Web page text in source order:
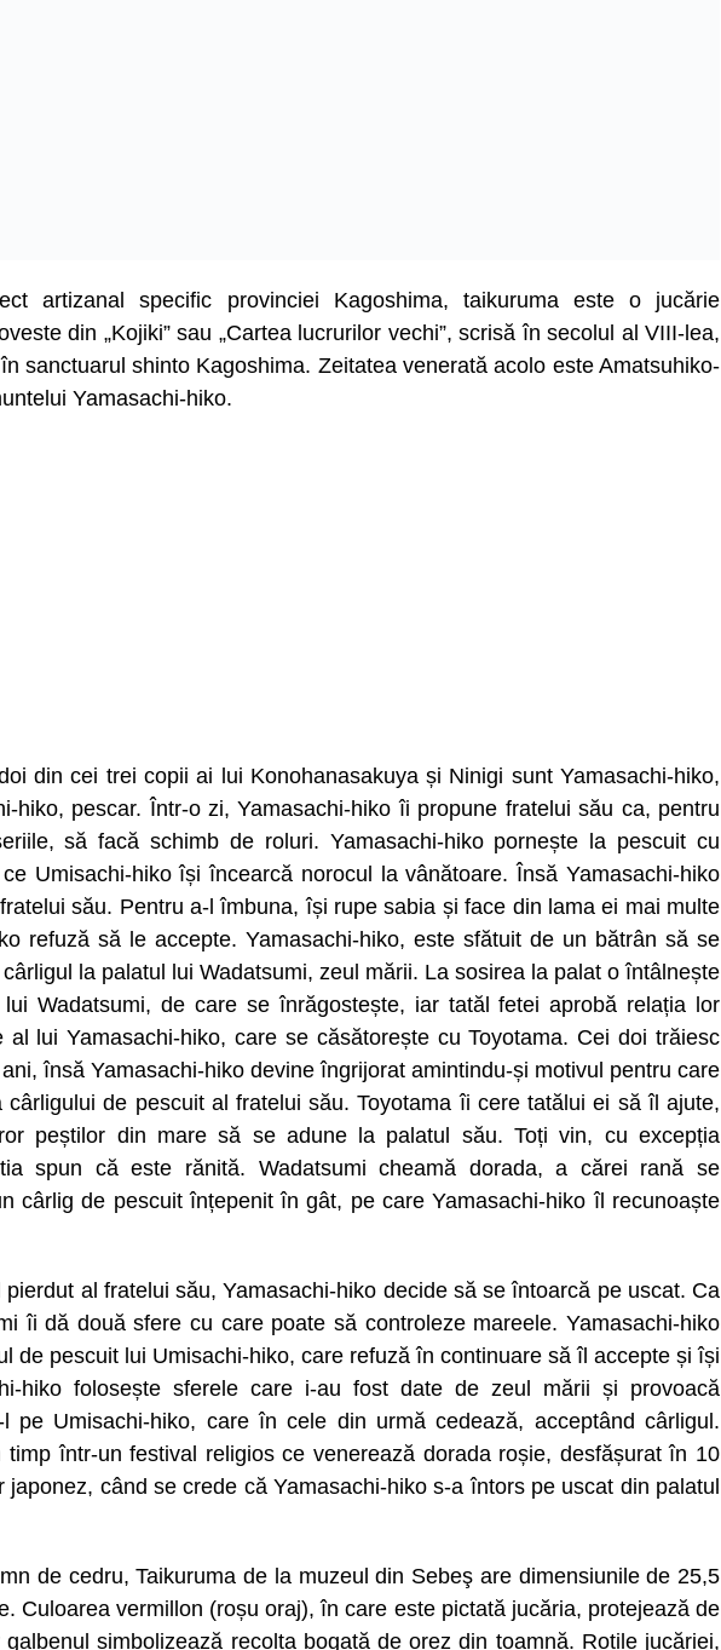
artizanal specific provinciei Kagoshima, taikuruma este o jucărie
din „Kojiki” sau „Cartea lucrurilor vechi”, scrisă în secolul al VIII-lea,
sanctuarul shinto Kagoshima. Zeitatea venerată acolo este Amatsuhiko-
Yamasachi-hiko.
din cei trei copii ai lui Konohanasakuya și Ninigi sunt Yamasachi-hiko,
hiko, pescar. Într-o zi, Yamasachi-hiko îi propune fratelui său ca, pentru
să facă schimb de roluri. Yamasachi-hiko pornește la pescuit cu
Umisachi-hiko își încearcă norocul la vânătoare. Însă Yamasachi-hiko
său. Pentru a-l îmbuna, își rupe sabia și face din lama ei mai multe
refuză să le accepte. Yamasachi-hiko, este sfătuit de un bătrân să se
la palatul lui Wadatsumi, zeul mării. La sosirea la palat o întâlnește
Wadatsumi, de care se înrăgostește, iar tatăl fetei aprobă relația lor
al lui Yamasachi-hiko, care se căsătorește cu Toyotama. Cei doi trăiesc
însă Yamasachi-hiko devine îngrijorat amintindu-și motivul pentru care
de pescuit al fratelui său. Toyotama îi cere tatălui ei să îl ajute,
peștilor din mare să se adune la palatul său. Toți vin, cu excepția
spun că este rănită. Wadatsumi cheamă dorada, a cărei rană se
cârlig de pescuit înțepenit în gât, pe care Yamasachi-hiko îl recunoaște
al fratelui său, Yamasachi-hiko decide să se întoarcă pe uscat. Ca
îi dă două sfere cu care poate să controleze mareele. Yamasachi-hiko
de pescuit lui Umisachi-hiko, care refuză în continuare să îl accepte și își
hiko folosește sferele care i-au fost date de zeul mării și provoacă
pe Umisachi-hiko, care în cele din urmă cedează, acceptând cârligul.
într-un festival religios ce venerează dorada roșie, desfășurat în 10
japonez, când se crede că Yamasachi-hiko s-a întors pe uscat din palatul
de cedru, Taikuruma de la muzeul din Sebeş are dimensiunile de 25,5
Culoarea vermillon (roșu oraj), în care este pictată jucăria, protejează de
simbolizează recolta bogată de orez din toamnă. Roțile jucăriei,